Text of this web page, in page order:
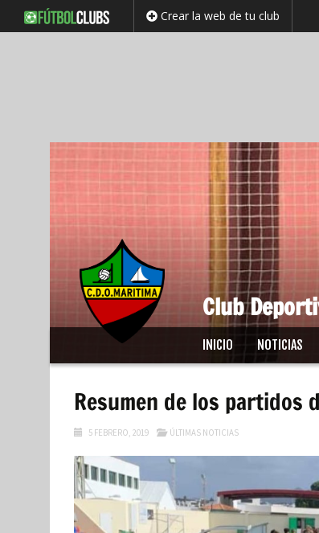
Crear la web de tu club
Club
INICIO NOTICIAS
Resumen de los partidos
5 FEBRERO, 2019 ÚLTIMAS NOTICIAS